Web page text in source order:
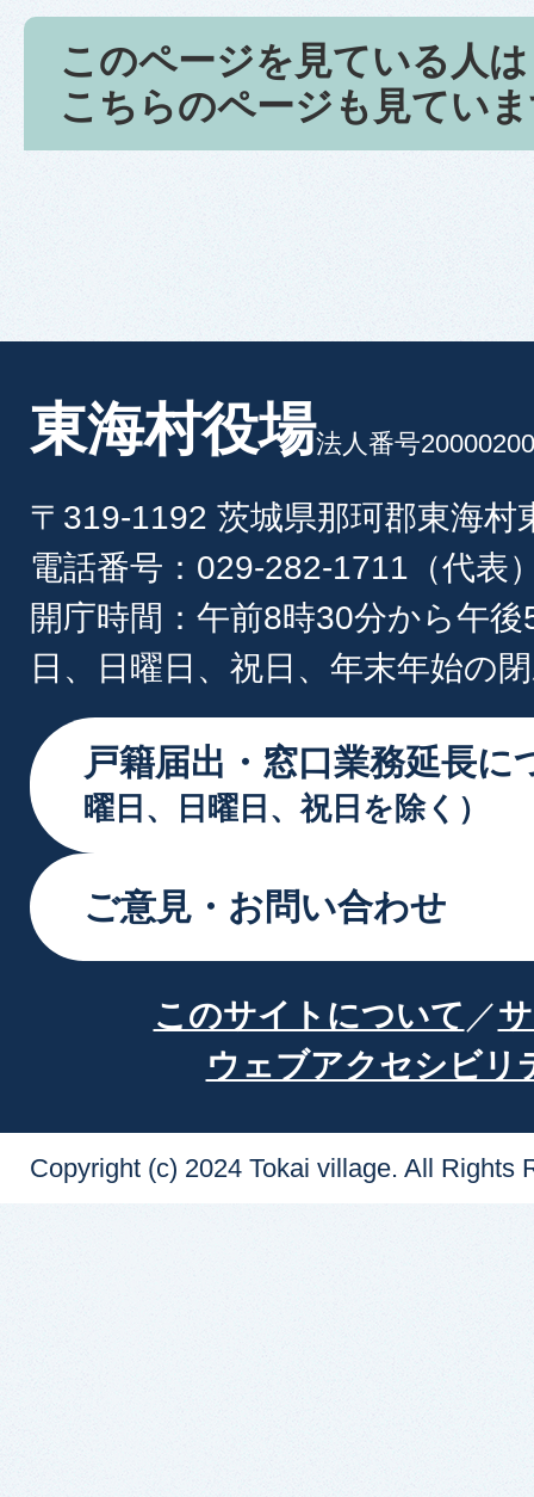
このページを見ている人は
こちらのページも見てい
東海村役場法人番号
〒319-1192 茨城県那珂郡東海村
電話番号：029-282-1711（代表
開庁時間：午前8時30分から午
日、日曜日、祝日、年末年始の
戸籍届出・窓口業務延長に
曜日、日曜日、祝日を除く）
ご意見・お問い合わせ
このサイトについて
ウェブアクセシビリ
Copyright (c) 2024 Tokai village. All Rights